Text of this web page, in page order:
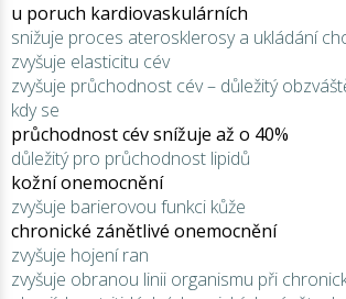
u poruch kardiovaskulárních
snižuje proces aterosklerosy a ukládání
zvyšuje elasticitu cév
zvyšuje průchodnost cév – důležitý
kdy se
průchodnost cév snížuje až o 40%
důležitý pro průchodnost lipidů
kožní onemocnění
zvyšuje barierovou funkci kůže
chronické zánětlivé onemocnění
zvyšuje hojení ran
zvyšuje obranou linii organismu při